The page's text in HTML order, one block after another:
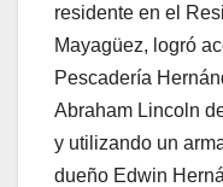
residente en el
Mayagüez, logró
Pescadería
Abraham Lincoln
y utilizando un
dueño Edwin